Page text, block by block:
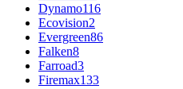
Dynamo116
Ecovision2
Evergreen86
Falken8
Farroad3
Firemax133